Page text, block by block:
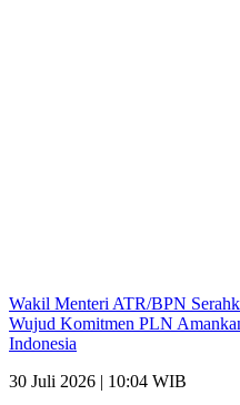
Wakil Menteri ATR/BPN
Wujud Komitmen PLN
Indonesia
30 Juli 2026 | 10:04 WIB